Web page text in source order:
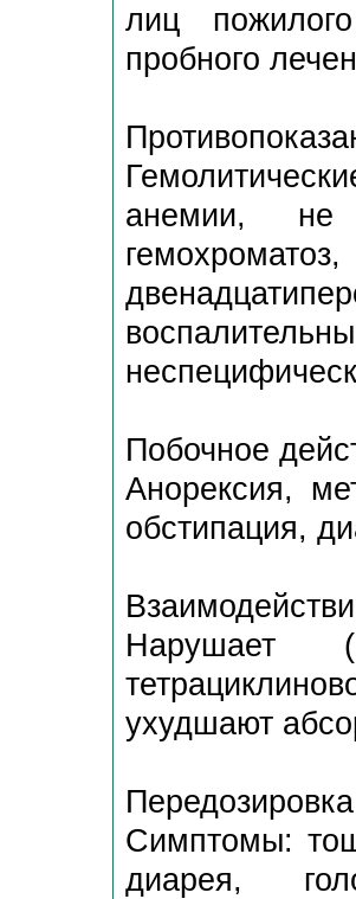
лиц
пробного
анемии, не
Побочное
Анорексия,
обстипация,
Нарушает
ухудшают
Передозировка
Симптомы:
диарея,